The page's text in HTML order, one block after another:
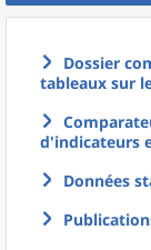
Dossier
tableaux sur
d'indicateurs
Données